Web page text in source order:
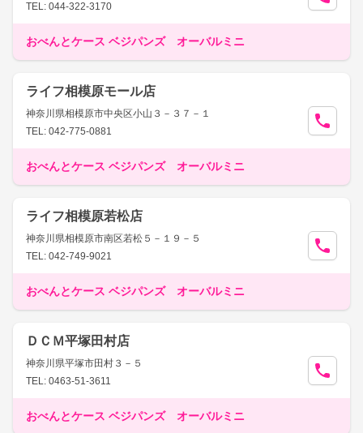
TEL: 044-322-3170
おべんとケース ベジパンズ オーバルミニ
ライフ相模原モール店
神奈川県相模原市中央区小山３－３７－１
TEL: 042-775-0881
おべんとケース ベジパンズ オーバルミニ
ライフ相模原若松店
神奈川県相模原市南区若松５－１９－５
TEL: 042-749-9021
おべんとケース ベジパンズ オーバルミニ
ＤＣＭ平塚田村店
神奈川県平塚市田村３－５
TEL: 0463-51-3611
おべんとケース ベジパンズ オーバルミニ